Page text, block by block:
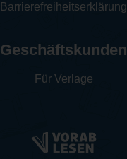
Barrierefreiheitserklärung
Geschäftskunden
Für Verlage